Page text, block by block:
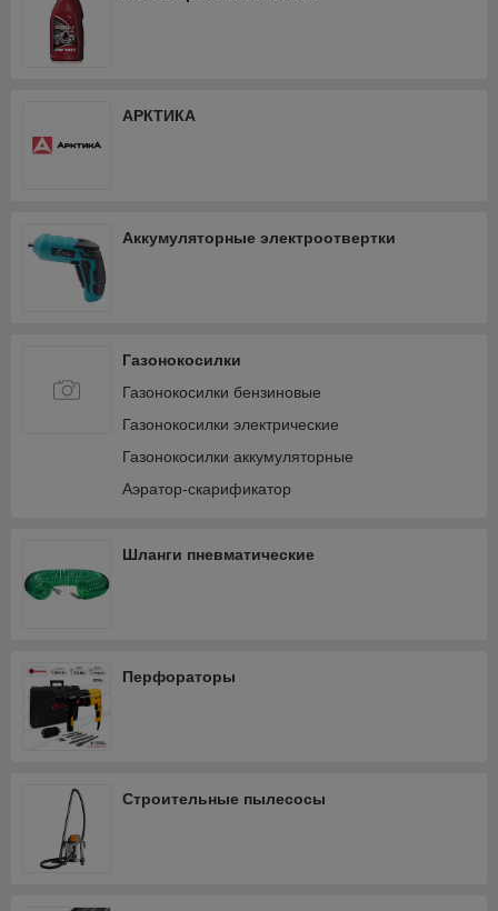
АРКТИКА
Аккумуляторные электроотвертки
Газонокосилки
Газонокосилки бензиновые
Газонокосилки электрические
Газонокосилки аккумуляторные
Аэратор-скарификатор
Шланги пневматические
Перфораторы
Строительные пылесосы